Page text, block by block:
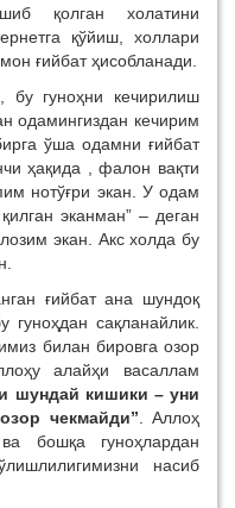
қолган холатини
қўйиш, холлари
ғийбат ҳисобланади.
бу гуноҳни кечирилиш
одамингиздан кечирим
ўша одамни ғийбат
ҳақида , фалон вақти
нотўғри экан. У одам
эканман” – деган
экан. Акс холда бу
ғийбат ана шундоқ
сақланайлик.
билан бировга озор
алайҳи васаллам
шундай кишики – уни
чекмайди” . Аллоҳ
бошқа гуноҳлардан
насиб